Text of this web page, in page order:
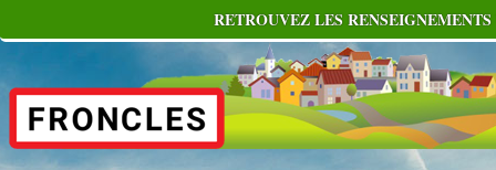
RETROUVEZ LES